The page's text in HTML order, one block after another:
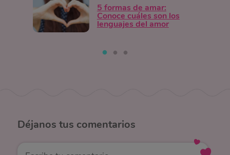
5 formas de amar:
Conoce cuáles son los
lenguajes del amor
Déjanos tus comentarios